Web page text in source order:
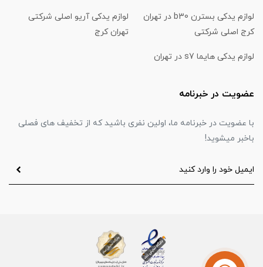
لوازم یدکی بسترن b30 در تهران
کرج اصلی شرکتی
لوازم یدکی آریو اصلی شرکتی
تهران کرج
لوازم یدکی هایما s7 در تهران
عضویت در خبرنامه
با عضویت در خبرنامه ما، اولین نفری باشید که از تخفیف های فصلی
باخبر میشوید!